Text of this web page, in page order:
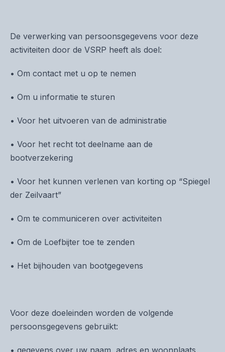
De verwerking van persoonsgegevens voor deze
activiteiten door de VSRP heeft als doel:
• Om contact met u op te nemen
• Om u informatie te sturen
• Voor het uitvoeren van de administratie
• Voor het recht tot deelname aan de
bootverzekering
• Voor het kunnen verlenen van korting op “Spiegel
der Zeilvaart”
• Om te communiceren over activiteiten
• Om de Loefbijter toe te zenden
• Het bijhouden van bootgegevens
Voor deze doeleinden worden de volgende
persoonsgegevens gebruikt:
• gegevens over uw naam, adres en woonplaats,